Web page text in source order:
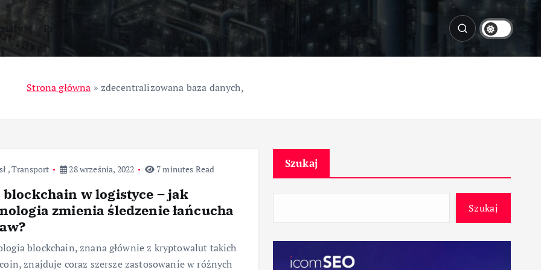
Przemysł
Strona główna » zdecentralizowana baza danych,
,Transport 28 września, 2022 7 minutes Read
blockchain w logistyce – jak
zmienia śledzenie łańcucha
blockchain, znana głównie z kryptowalut takich
znajduje coraz szersze zastosowanie w różnych
Szukaj
Szukaj